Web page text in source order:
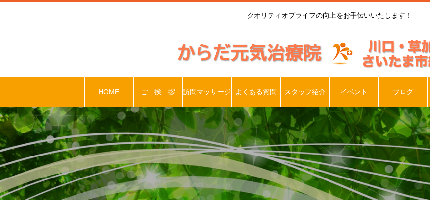
クオリティオブライフの向上をお手伝いいたします！
HOME ご 挨 拶 訪問マッサージ よくある質問 スタッフ紹介 イベント ブログ